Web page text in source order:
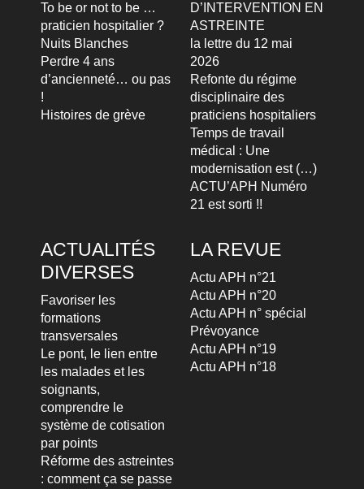
To be or not to be …
praticien hospitalier ?
Nuits Blanches
Perdre 4 ans
d’ancienneté… ou pas
!
Histoires de grève
D’INTERVENTION EN
ASTREINTE
la lettre du 12 mai
2026
Refonte du régime
disciplinaire des
praticiens hospitaliers
Temps de travail
médical : Une
modernisation est (…)
ACTU’APH Numéro
21 est sorti !!
ACTUALITÉS
DIVERSES
Favoriser les
formations
transversales
Le pont, le lien entre
les malades et les
soignants,
comprendre le
système de cotisation
par points
Réforme des astreintes
: comment ça se passe
LA REVUE
Actu APH n°21
Actu APH n°20
Actu APH n° spécial
Prévoyance
Actu APH n°19
Actu APH n°18